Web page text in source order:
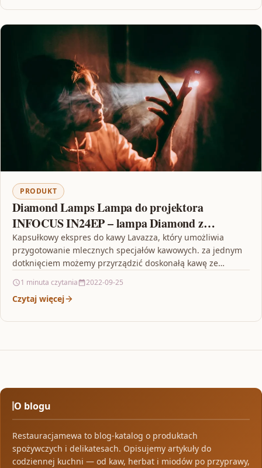
PRODUKT
Diamond Lamps Lampa do projektora
INFOCUS IN24EP – lampa Diamond z
modułem (SP-LAMP-024)
Kapsułkowy ekspres do kawy Lavazza, który umożliwia
przygotowanie mlecznych specjałów kawowych. za jednym
dotknięciem możemy przyrządzić doskonałą kawę ze
1 minuta czytania 2022-09-25
Czytaj więcej
O blogu
Restauracjamewa to blog-katalog o produktach
spożywczych i delikatesach. Opisujemy artykuły do
codziennej kuchni — od kaw, herbat i miodów po przyprawy,